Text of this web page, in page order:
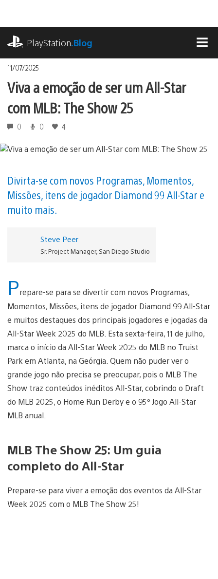
o
conteúdo
PlayStation.Blog
11/07/2025
Viva a emoção de ser um All-Star
com MLB: The Show 25
0 0 4
Divirta-se com novos Programas, Momentos,
Missões, itens de jogador Diamond 99 All-Star e
muito mais.
Steve Peer
Sr. Project Manager, San Diego Studio
Prepare-se para se divertir com novos Programas,
Momentos, Missões, itens de jogador Diamond 99 All-Star
e muitos destaques dos principais jogadores e jogadas da
All-Star Week 2025 do MLB. Esta sexta-feira, 11 de julho,
marca o início da All-Star Week 2025 do MLB no Truist
Park em Atlanta, na Geórgia. Quem não puder ver o
grande jogo não precisa se preocupar, pois o MLB The
Show traz conteúdos inéditos All-Star, cobrindo o Draft
do MLB 2025, o Home Run Derby e o 95º Jogo All-Star
MLB anual.
MLB The Show 25: Um guia
completo do All-Star
Prepare-se para viver a emoção dos eventos da All-Star
Week 2025 com o MLB The Show 25!